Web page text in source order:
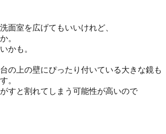
面室を広げてもいいけれど、
。
かも。
の上の壁にぴったり付いている大きな鏡も
。
すと割れてしまう可能性が高いので